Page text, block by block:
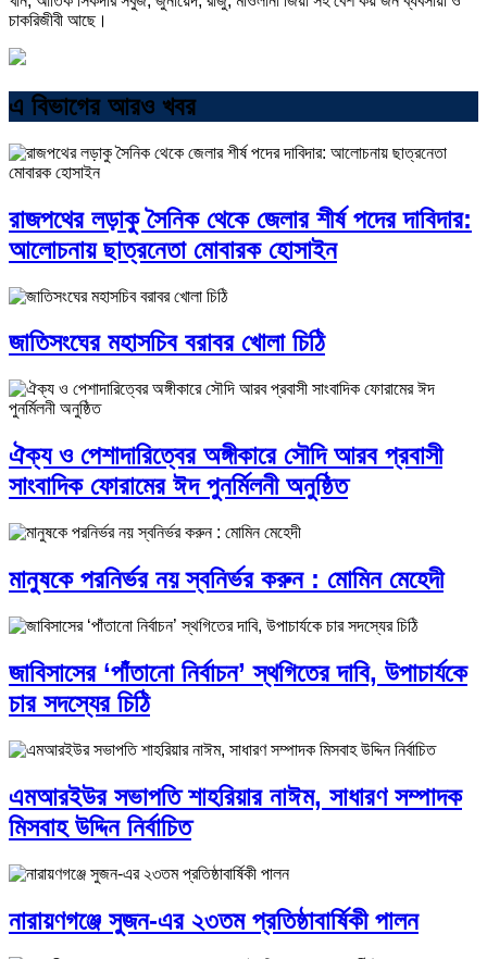
চাকরিজীবী আছে।
এ বিভাগের আরও খবর
রাজপথের লড়াকু সৈনিক থেকে জেলার শীর্ষ পদের দাবিদার:
আলোচনায় ছাত্রনেতা মোবারক হোসাইন
জাতিসংঘের মহাসচিব বরাবর খোলা চিঠি
ঐক্য ও পেশাদারিত্বের অঙ্গীকারে সৌদি আরব প্রবাসী
সাংবাদিক ফোরামের ঈদ পুনর্মিলনী অনুষ্ঠিত
মানুষকে পরনির্ভর নয় স্বনির্ভর করুন : মোমিন মেহেদী
জাবিসাসের ‘পাঁতানো নির্বাচন’ স্থগিতের দাবি, উপাচার্যকে
চার সদস্যের চিঠি
এমআরইউর সভাপতি শাহরিয়ার নাঈম, সাধারণ সম্পাদক
মিসবাহ উদ্দিন নির্বাচিত
নারায়ণগঞ্জে সুজন-এর ২৩তম প্রতিষ্ঠাবার্ষিকী পালন